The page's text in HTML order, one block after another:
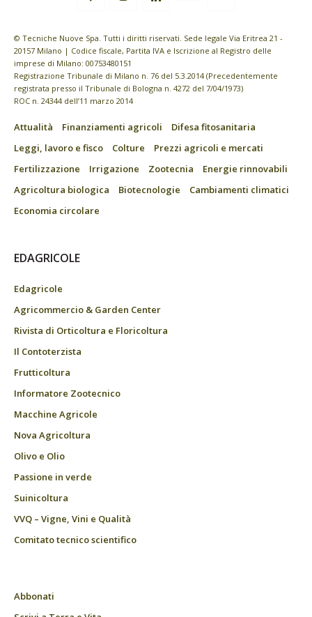
© Tecniche Nuove Spa. Tutti i diritti riservati. Sede legale Via Eritrea 21 -
20157 Milano | Codice fiscale, Partita IVA e Iscrizione al Registro delle
imprese di Milano: 00753480151
Registrazione Tribunale di Milano n. 76 del 5.3.2014 (Precedentemente
registrata presso il Tribunale di Bologna n. 4272 del 7/04/1973)
ROC n. 24344 dell’11 marzo 2014
Attualità Finanziamenti agricoli
Difesa fitosanitaria
Leggi, lavoro e fisco
Colture
Prezzi agricoli e mercati
Fertilizzazione
Irrigazione Zootecnia
Energie rinnovabili
Agricoltura biologica
Biotecnologie
Cambiamenti climatici
Economia circolare
EDAGRICOLE
Edagricole
Agricommercio & Garden Center
Rivista di Orticoltura e Floricoltura
Il Contoterzista
Frutticoltura
Informatore Zootecnico
Macchine Agricole
Nova Agricoltura
Olivo e Olio
Passione in verde
Suinicoltura
VVQ – Vigne, Vini e Qualità
Comitato tecnico scientifico
Abbonati